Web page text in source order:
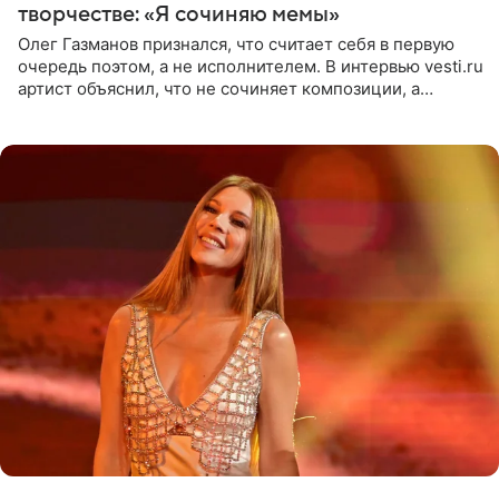
творчестве: «Я сочиняю мемы»
Олег Газманов признался, что считает себя в первую
очередь поэтом, а не исполнителем. В интервью vesti.ru
артист объяснил, что не сочиняет композиции, а